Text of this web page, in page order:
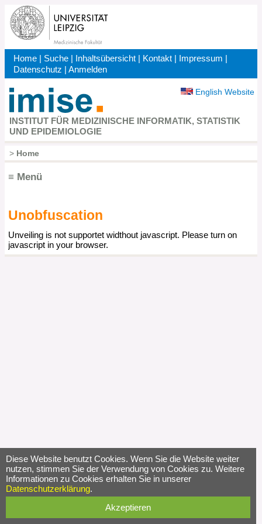
Direkt
zum
Inhalt
Kopfbereich
Home | Suche | Inhaltsübersicht | Kontakt | Impressum |
Datenschutz |Anmelden
English Website
INSTITUT FÜR MEDIZINISCHE INFORMATIK, STATISTIK
UND EPIDEMIOLOGIE
Pfadnavigation
> Home
≡ Menü
Hauptnavigation
Unobfuscation
Unveiling is not supportet widthout javascript. Please turn on
javascript in your browser.
Diese Website benutzt Cookies. Wenn Sie die Website weiter
nutzen, stimmen Sie der Verwendung von Cookies zu. Weitere
Informationen zu Cookies erhalten Sie in unserer
Datenschutzerklärung.
Akzeptieren